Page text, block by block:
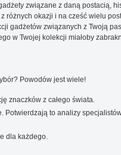
związane z daną postacią,
różnych okazji i na cześć wielu
gadżetów związanych z Twoją
w Twojej kolekcji miałoby
Powodów jest wiele!
znaczków z całego świata.
Potwierdzają to analizy
dla każdego.